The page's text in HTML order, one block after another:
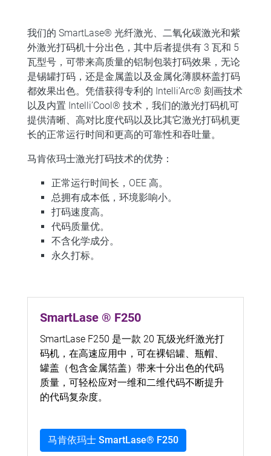
我们的 SmartLase® 光纤激光、二氧化碳激光和紫
外激光打码机十分出色，其中后者提供有 3 瓦和 5
瓦型号，可带来高质量的铝制包装打码效果，无论
是锡罐打码，还是金属盖以及金属化薄膜杯盖打码
都效果出色。凭借获得专利的 Intelli’Arc® 刻画技术
以及内置 Intelli’Cool® 技术，我们的激光打码机可
提供清晰、高对比度代码以及比其它激光打码机更
长的正常运行时间和更高的可靠性和吞吐量。
马肯依玛士激光打码技术的优势：
正常运行时间长，OEE 高。
总拥有成本低，环境影响小。
打码速度高。
代码质量优。
不含化学成分。
永久打标。
SmartLase ® F250
SmartLase F250 是一款 20 瓦级光纤激光打
码机，在高速应用中，可在裸铝罐、瓶帽、
罐盖（包含金属箔盖）带来十分出色的代码
质量，可轻松应对一维和二维代码不断提升
的代码复杂度。
马肯依玛士 SmartLase® F250